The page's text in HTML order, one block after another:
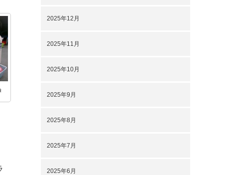
2025年12月
2025年11月
2025年10月
2025年9月
2025年8月
2025年7月
2025年6月